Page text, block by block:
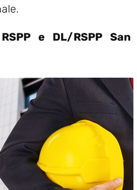
e DL/RSPP San